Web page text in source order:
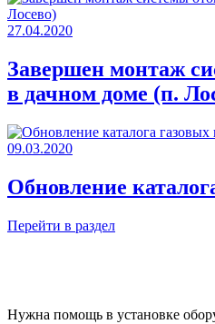
27.04.2020
Завершен монтаж
в дачном доме (п.
09.03.2020
Обновление
Перейти в раздел
Нужна помощь в установке